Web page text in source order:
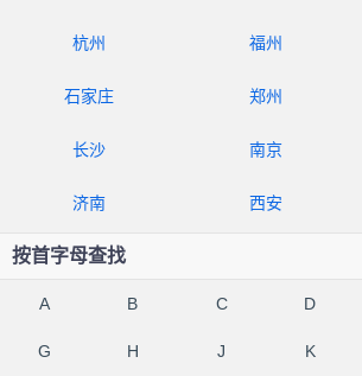
杭州 福州
石家庄 郑州
长沙 南京
济南 西安
按首字母查找
A B C D
G H J K